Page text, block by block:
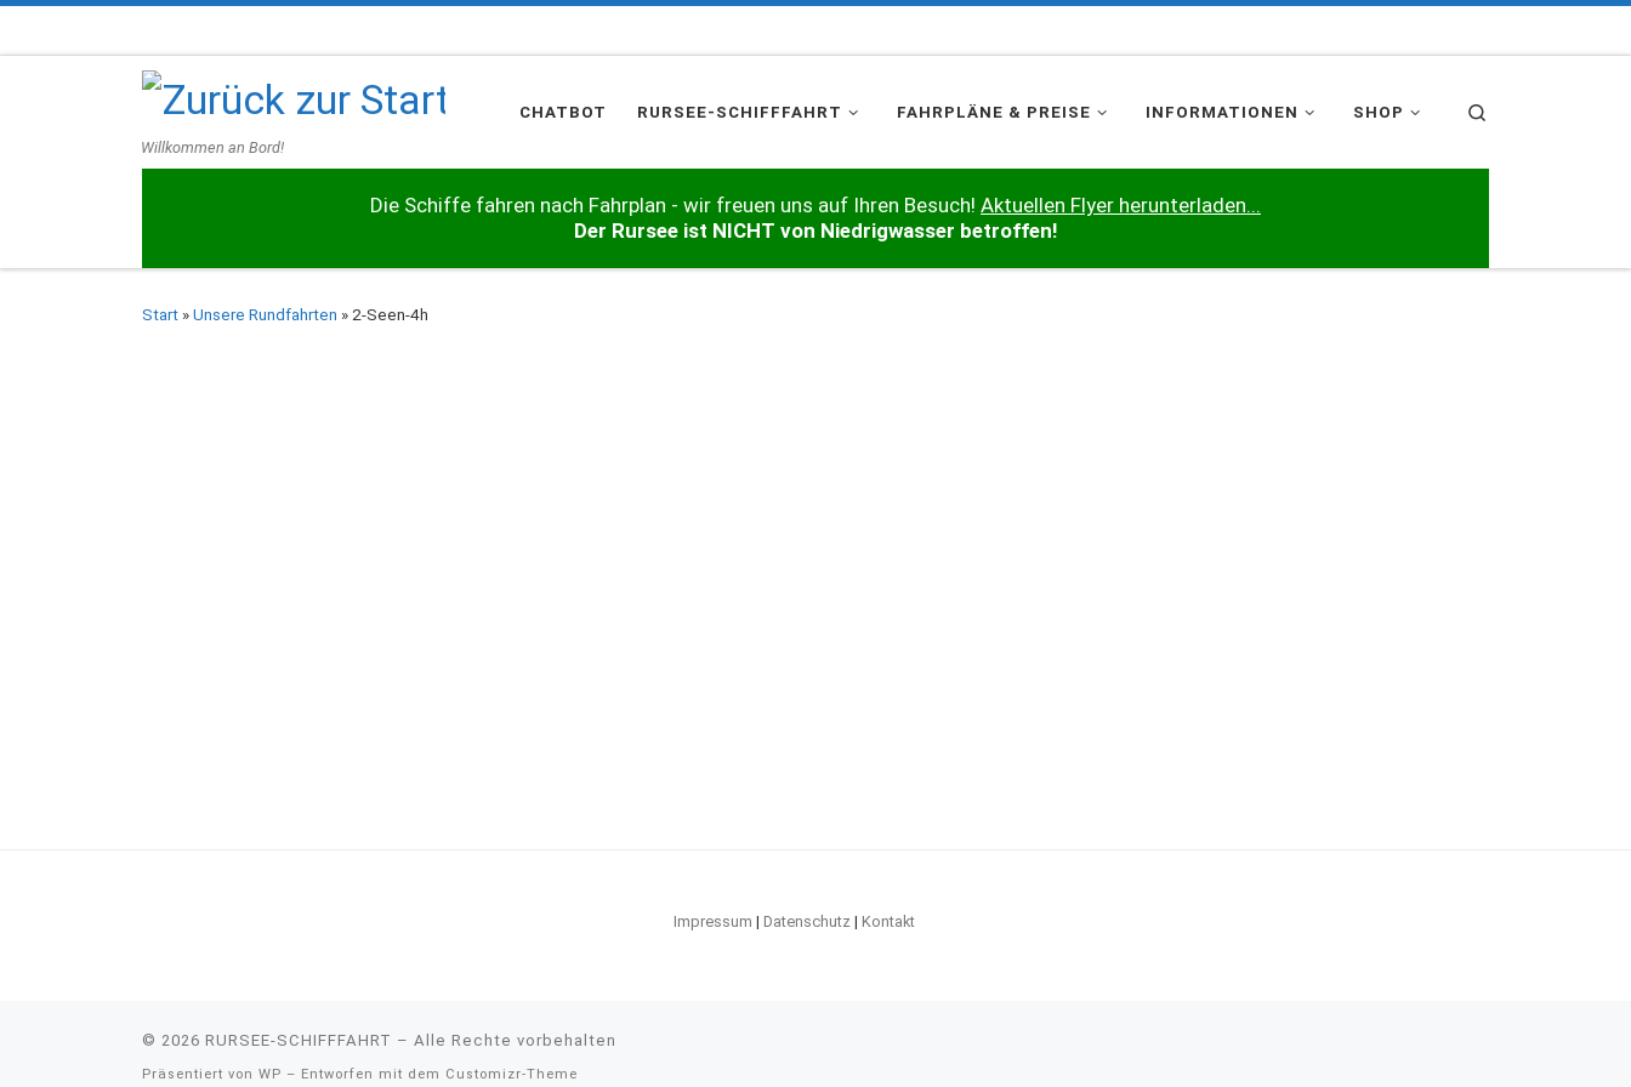
Willkommen an Bord!
CHATBOT RURSEE-SCHIFFFAHRT FAHRPLÄNE & PREISE INFORMATIONEN SHOP
Die Schiffe fahren nach Fahrplan - wir freuen uns auf Ihren Besuch! Aktuellen Flyer herunterladen...
Der Rursee ist NICHT von Niedrigwasser betroffen!
Start » Unsere Rundfahrten » 2-Seen-4h
Impressum | Datenschutz | Kontakt
© 2026 RURSEE-SCHIFFFAHRT – Alle Rechte vorbehalten
Präsentiert von WP – Entworfen mit dem Customizr-Theme